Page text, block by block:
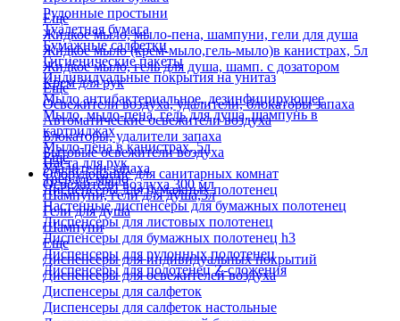
Рулонные простыни
Туалетная бумага
Бумажные салфетки
Гигиенические пакеты
Индивидуальные покрытия на унитаз
Еще
Жидкое мыло, мыло-пена, шампуни, гели для душа
Жидкое мыло (крем-мыло,гель-мыло)в канистрах, 5л
Жидкое мыло, гель для душа, шамп. с дозатором
Крем для рук
Мыло антибактериальное, дезинфицирующее
Мыло, мыло-пена, гель для душа, шампунь в
картриджах
Мыло-пена в канистрах, 5л
Паста для рук
Твердое мыло
Шампуни, гели для душа,5л
Гели для душа
Шампуни
Еще
Освежители воздуха, удалители, блокаторы запаха
Автоматические освежители воздуха
Блокаторы, удалители запаха
Бытовые освежители воздуха
Удалители запаха
Освежители воздуха 300 мл
Еще
Оборудование для санитарных комнат
Диспенсеры для бумажных полотенец
Настенные диспенсеры для бумажных полотенец
Диспенсеры для листовых полотенец
Диспенсеры для бумажных полотенец h3
Диспенсеры для рулонных полотенец
Диспенсеры для полотенец Z-сложения
Еще
Диспенсеры для индивидуальных покрытий
Диспенсеры для освежителей воздуха
Диспенсеры для салфеток
Диспенсеры для салфеток настольные